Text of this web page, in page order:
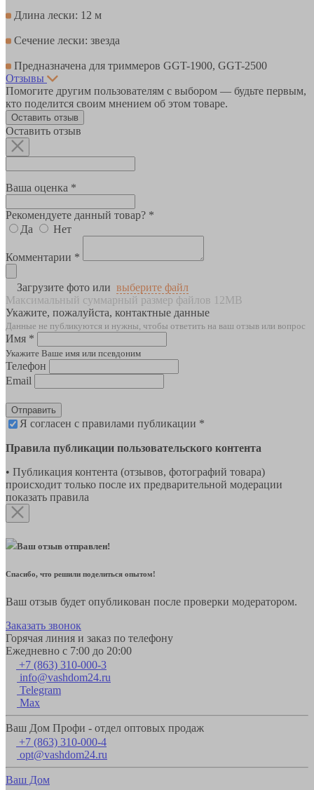
Длина лески: 12 м
Сечение лески: звезда
Предназначена для триммеров GGT-1900, GGT-2500
Отзывы
Помогите другим пользователям с выбором — будьте первым,
кто поделится своим мнением об этом товаре.
Оставить отзыв
Оставить отзыв
Ваша оценка *
Рекомендуете данный товар? *
Да
Нет
Комментарии *
Загрузите фото или выберите файл
Максимальный суммарный размер файлов 12MB
Укажите, пожалуйста, контактные данные
Данные не публикуются и нужны, чтобы ответить на ваш отзыв или вопрос
Имя *
Укажите Ваше имя или псевдоним
Телефон
Email
Отправить
Я согласен с правилами публикации *
Правила публикации пользовательского контента
• Публикация контента (отзывов, фотографий товара)
происходит только после их предварительной модерации
показать правила
Ваш отзыв отправлен!
Спасибо, что решили поделиться опытом!
Ваш отзыв будет опубликован после проверки модератором.
Заказать звонок
Горячая линия и заказ по телефону
Ежедневно с 7:00 до 20:00
+7 (863) 310-000-3
info@vashdom24.ru
Telegram
Max
Ваш Дом Профи - отдел оптовых продаж
+7 (863) 310-000-4
opt@vashdom24.ru
Ваш Дом